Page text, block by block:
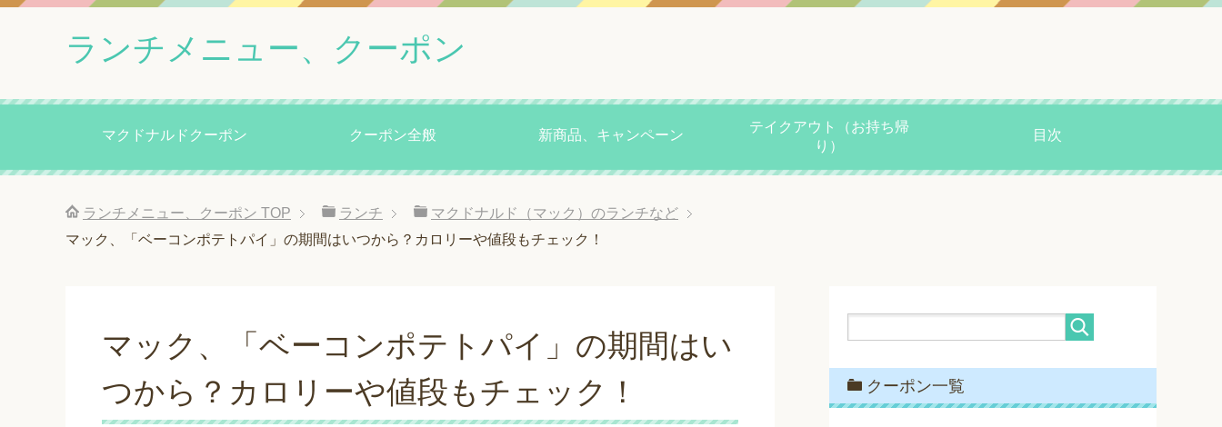
ランチメニュー、クーポン
マクドナルドクーポン クーポン全般 新商品、キャンペーン
テイクアウト（お持ち帰
り）
目次
ランチメニュー、クーポン TOP ランチ
マクドナルド（マック）のランチなど
マック、「ベーコンポテトパイ」の期間はいつから？カロリーや値段もチェック！
マック、「ベーコンポテトパイ」の期間はい
つから？カロリーや値段もチェック！
クーポン一覧